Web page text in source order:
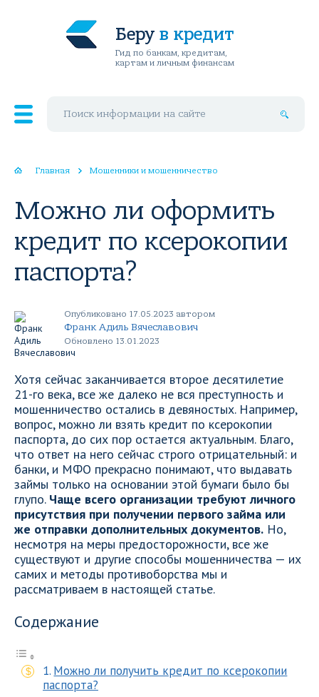
Беру в кредит
Гид по банкам, кредитам,
картам и личным финансам
Главная Мошенники и мошенничество
Можно ли оформить
кредит по ксерокопии
паспорта?
Опубликовано 17.05.2023 автором
Франк Адиль Вячеславович
Обновлено 13.01.2023
Хотя сейчас заканчивается второе десятилетие
21-го века, все же далеко не вся преступность и
мошенничество остались в девяностых. Например,
вопрос, можно ли взять кредит по ксерокопии
паспорта, до сих пор остается актуальным. Благо,
что ответ на него сейчас строго отрицательный: и
банки, и МФО прекрасно понимают, что выдавать
займы только на основании этой бумаги было бы
глупо. Чаще всего организации требуют личного
присутствия при получении первого займа или
же отправки дополнительных документов. Но,
несмотря на меры предосторожности, все же
существуют и другие способы мошенничества — их
самих и методы противоборства мы и
рассматриваем в настоящей статье.
Содержание
Можно ли получить кредит по ксерокопии
паспорта?